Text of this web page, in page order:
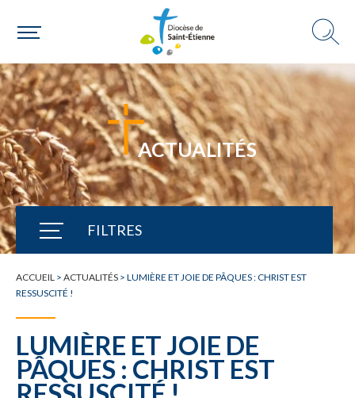
ACTUALITÉS
FILTRES
TOUTE L'ACTUALITÉ
ACCUEIL > ACTUALITÉS > LUMIÈRE ET JOIE DE PÂQUES : CHRIST EST
RESSUSCITÉ !
LUMIÈRE ET JOIE DE
PÂQUES : CHRIST EST